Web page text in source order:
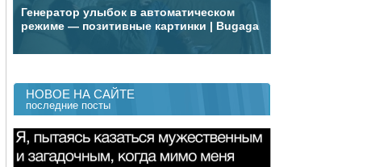
Генератор улыбок в автоматическом
режиме — позитивные картинки | Bugaga
НОВОЕ НА САЙТЕ
последние посты